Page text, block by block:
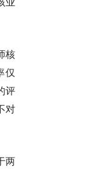
核
仅
评
对
两